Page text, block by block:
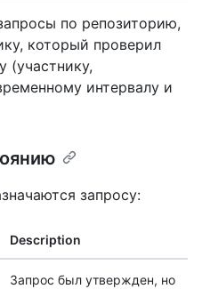
по репозиторию,
который проверил
(участнику,
интервалу и
запросу:
Description
Запрос был утвержден, но